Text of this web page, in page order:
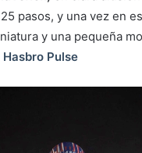
pasos, y una vez en
y una pequeña
Hasbro Pulse